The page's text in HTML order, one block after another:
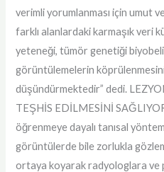
verimli yorumlanması için umut
farklı alanlardaki karmaşık veri
yeteneği, tümör genetiği
görüntülemelerin
düşündürmektedir” dedi.
TEŞHİS EDİLMESİNİ
öğrenmeye dayalı tanısal
görüntülerde bile zorlukla
ortaya koyarak radyologlara ve